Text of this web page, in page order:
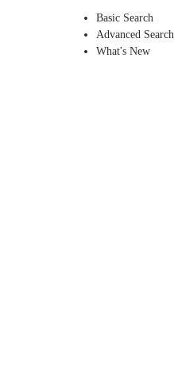
Basic Search
Advanced Search
What's New